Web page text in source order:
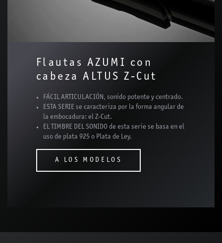
Flautas AZUMI con
cabeza ALTUS Z-Cut
FÁCIL ARTICULACIÓN, sonido potente y centrado.
ESTA SERIE se caracteriza por la forma angular de
la embocadura: el Z-Cut.
EL TIMBRE DEL SONIDO de esta serie se basa en el
uso de plata 925 o Plata de Ley.
A LOS MODELOS